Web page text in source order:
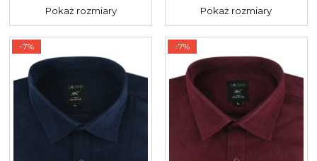
Pokaż rozmiary Pokaż rozmiary
-7% -7%